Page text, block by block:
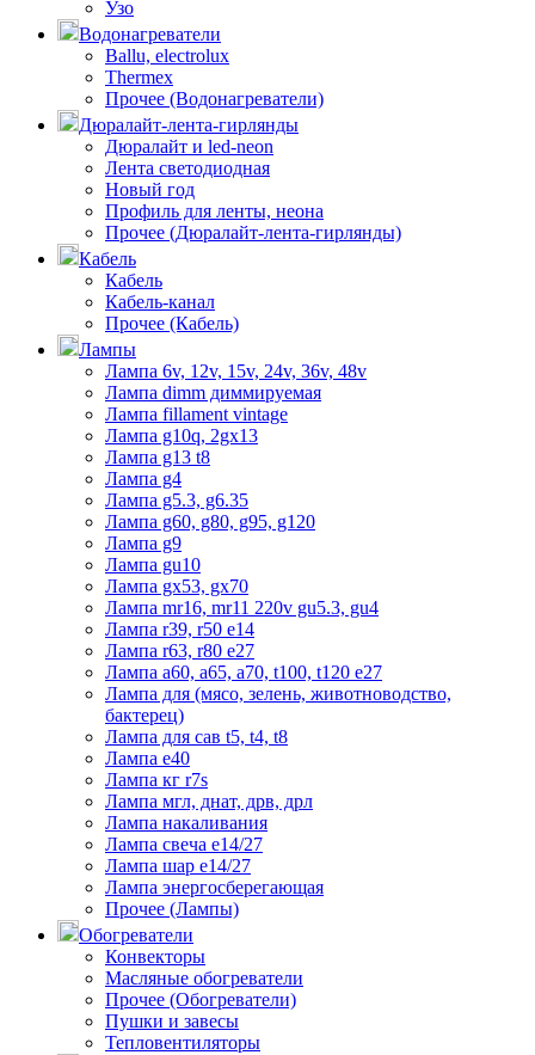
Узо
Водонагреватели
Ballu, electrolux
Thermex
Прочее (Водонагреватели)
Дюралайт-лента-гирлянды
Дюралайт и led-neon
Лента светодиодная
Новый год
Профиль для ленты, неона
Прочее (Дюралайт-лента-гирлянды)
Кабель
Кабель
Кабель-канал
Прочее (Кабель)
Лампы
Лампа 6v, 12v, 15v, 24v, 36v, 48v
Лампа dimm диммируемая
Лампа fillament vintage
Лампа g10q, 2gx13
Лампа g13 t8
Лампа g4
Лампа g5.3, g6.35
Лампа g60, g80, g95, g120
Лампа g9
Лампа gu10
Лампа gx53, gx70
Лампа mr16, mr11 220v gu5.3, gu4
Лампа r39, r50 е14
Лампа r63, r80 е27
Лампа а60, а65, а70, t100, t120 е27
Лампа для (мясо, зелень, животноводство,
бактерец)
Лампа для сав t5, t4, t8
Лампа е40
Лампа кг r7s
Лампа мгл, днат, дрв, дрл
Лампа накаливания
Лампа свеча е14/27
Лампа шар е14/27
Лампа энергосберегающая
Прочее (Лампы)
Обогреватели
Конвекторы
Масляные обогреватели
Прочее (Обогреватели)
Пушки и завесы
Тепловентиляторы